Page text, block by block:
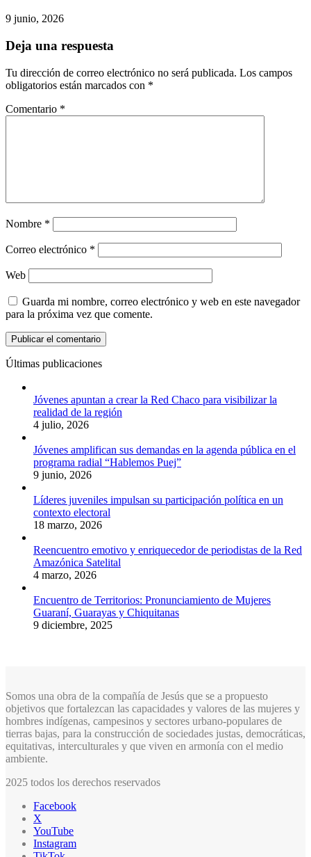
9 junio, 2026
Deja una respuesta
Tu dirección de correo electrónico no será publicada. Los campos
obligatorios están marcados con *
Comentario *
Nombre *
Correo electrónico *
Web
Guarda mi nombre, correo electrónico y web en este navegador
para la próxima vez que comente.
Últimas publicaciones
Jóvenes apuntan a crear la Red Chaco para visibilizar la
realidad de la región
4 julio, 2026
Jóvenes amplifican sus demandas en la agenda pública en el
programa radial “Hablemos Puej”
9 junio, 2026
Líderes juveniles impulsan su participación política en un
contexto electoral
18 marzo, 2026
Reencuentro emotivo y enriquecedor de periodistas de la Red
Amazónica Satelital
4 marzo, 2026
Encuentro de Territorios: Pronunciamiento de Mujeres
Guaraní, Guarayas y Chiquitanas
9 diciembre, 2025
Somos una obra de la compañía de Jesús que se a propuesto
objetivos que fortalezcan las capacidades y valores de las mujeres y
hombres indígenas, campesinos y sectores urbano-populares de
tierras bajas, para la construcción de sociedades justas, democráticas,
equitativas, interculturales y que viven en armonía con el medio
ambiente.
2025 todos los derechos reservados
Facebook
X
YouTube
Instagram